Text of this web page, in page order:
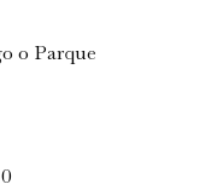
o Parque